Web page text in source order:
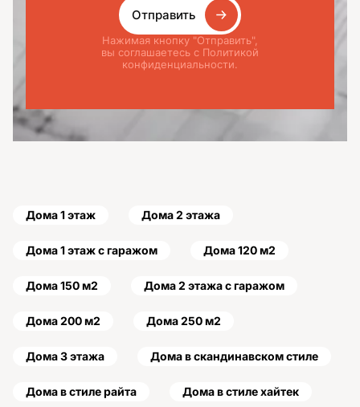
Отправить
Нажимая кнопку "Отправить",
вы соглашаетесь с Политикой
конфиденциальности.
Дома 1 этаж Дома 2 этажа
Дома 1 этаж с гаражом Дома 120 м2
Дома 150 м2 Дома 2 этажа с гаражом
Дома 200 м2 Дома 250 м2
Дома 3 этажа Дома в скандинавском стиле
Дома в стиле райта Дома в стиле хайтек